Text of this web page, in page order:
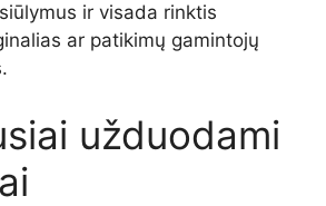
ir visada rinktis
ar patikimų gamintojų
užduodami